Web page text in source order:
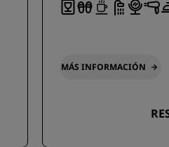
MÁS INFORMACIÓN